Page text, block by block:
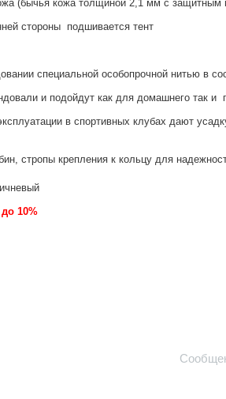
(бычья кожа толщиной 2,1 мм с
стороны подшивается тент
специальной особопрочной нитью в
и подойдут как для домашнего так
в спортивных клубах дают
стропы крепления к кольцу для
10%